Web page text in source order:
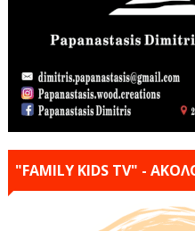
"FAMILY KIDS TV" -